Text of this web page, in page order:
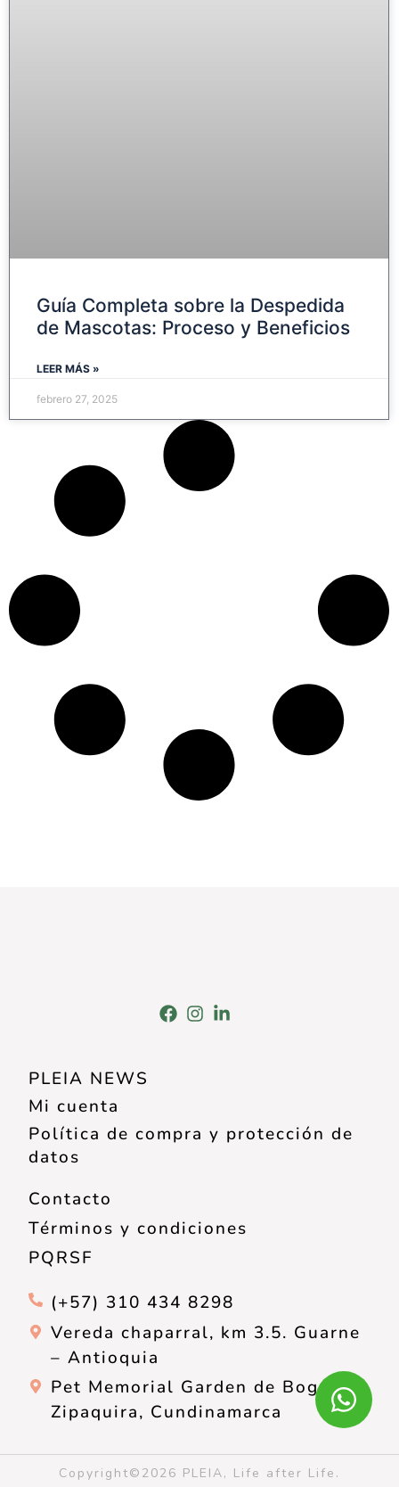
Guía Completa sobre la Despedida
de Mascotas: Proceso y Beneficios
LEER MÁS »
febrero 27, 2025
PLEIA NEWS
Mi cuenta
Política de compra y protección de
datos
Contacto
Términos y condiciones
PQRSF
(+57) 310 434 8298
Vereda chaparral, km 3.5. Guarne
– Antioquia
Pet Memorial Garden de Bogotá,
Zipaquira, Cundinamarca
Copyright©2026 PLEIA, Life after Life.